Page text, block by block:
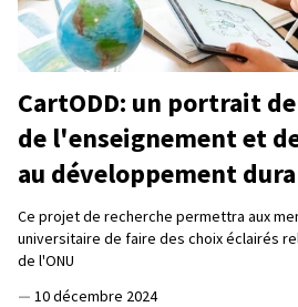
CartODD: un portrait
de l'enseignement et
au développement
Ce projet de recherche permettra aux
universitaire de faire des choix éclairés
de l'ONU
— 10 décembre 2024